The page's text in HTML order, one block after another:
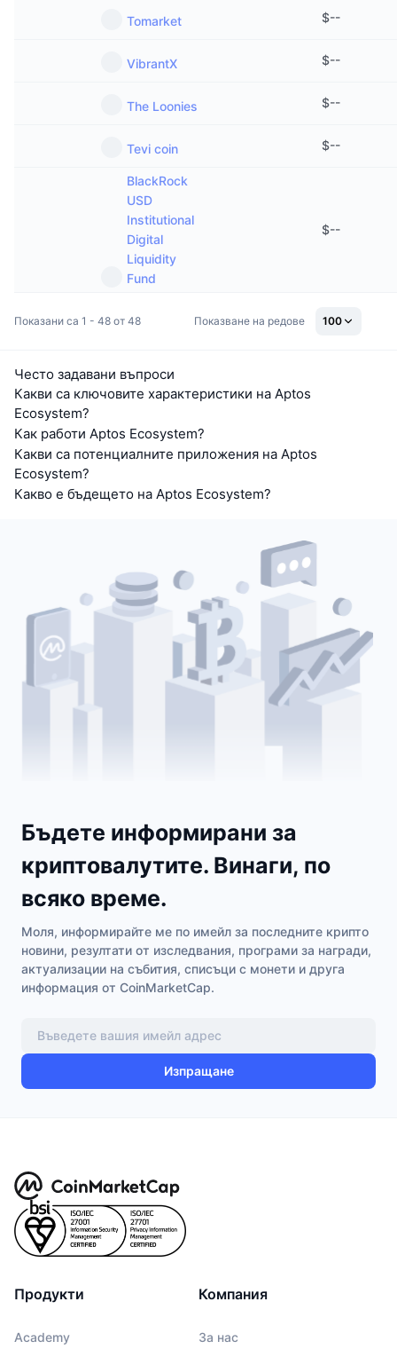
Tomarket $--
VibrantX $--
The Loonies $--
Tevi coin $--
BlackRock
USD
Institutional
Digital
Liquidity
Fund
$--
Показани са 1 - 48 от 48 Показване на редове 100
Често задавани въпроси
Какви са ключовите характеристики на Aptos
Ecosystem?
Как работи Aptos Ecosystem?
Какви са потенциалните приложения на Aptos
Ecosystem?
Какво е бъдещето на Aptos Ecosystem?
Бъдете информирани за
криптовалутите. Винаги, по
всяко време.
Моля, информирайте ме по имейл за последните крипто
новини, резултати от изследвания, програми за награди,
актуализации на събития, списъци с монети и друга
информация от CoinMarketCap.
Изпращане
Продукти
Academy
Компания
За нас